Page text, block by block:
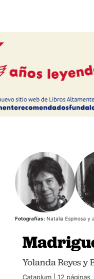
Fotografías:Natalia Espinosa y
Yolanda Reyes y
Cataplum | 12 páginas